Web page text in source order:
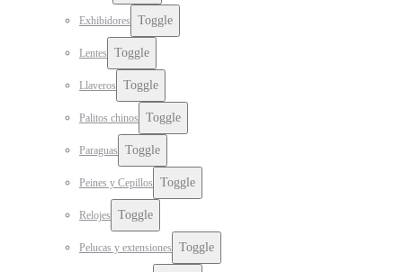
Exhibidores Toggle
Lentes Toggle
Llaveros Toggle
Palitos chinos Toggle
Paraguas Toggle
Peines y Cepillos Toggle
Relojes Toggle
Pelucas y extensiones Toggle